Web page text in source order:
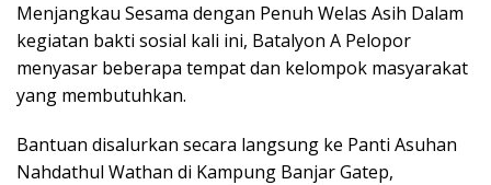
Menjangkau Sesama dengan Penuh Welas Asih Dalam
kegiatan bakti sosial kali ini, Batalyon A Pelopor
menyasar beberapa tempat dan kelompok masyarakat
yang membutuhkan.
Bantuan disalurkan secara langsung ke Panti Asuhan
Nahdathul Wathan di Kampung Banjar Gatep,